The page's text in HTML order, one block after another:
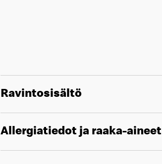
Ravintosisältö
Allergiatiedot ja raaka-aineet